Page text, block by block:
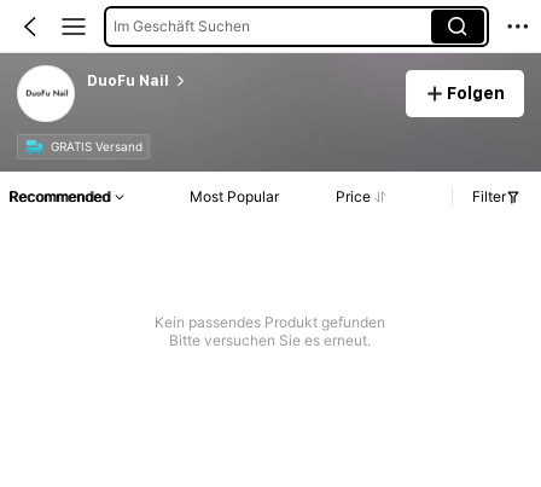
Im Geschäft Suchen
DuoFu Nail
Folgen
GRATIS Versand
Recommended Most Popular Price Filter
Kein passendes Produkt gefunden
Bitte versuchen Sie es erneut.